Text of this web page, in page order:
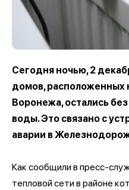
Сегодня ночью, 2
домов, расположенных
Воронежа, остались
воды. Это связано с
аварии в
Как сообщили в пресс-
тепловой сети в районе